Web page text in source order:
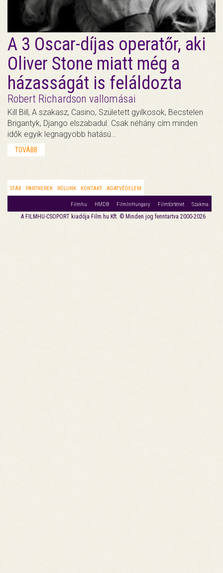
A 3 Oscar-díjas operatőr, aki
Oliver Stone miatt még a
házasságát is feláldozta
Robert Richardson vallomásai
Kill Bill, A szakasz, Casino, Született gyilkosok, Becstelen
Brigantyk, Django elszabadul. Csak néhány cím minden
idők egyik legnagyobb hatású…
TOVÁBB
STÁB PARTNEREK RÓLUNK KONTAKT ADATVÉDELEM
Filmhu HMDB FilmInHungary Filmtörténet Szakma
A FILMHU-CSOPORT kiadója Film.hu Kft. © Minden jog fenntartva 2000-2026